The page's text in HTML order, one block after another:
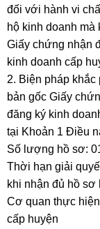
đối với hành vi
hộ kinh doanh mà
Giấy chứng nhận
kinh doanh cấp
2. Biện pháp
bản gốc Giấy
đăng ký kinh
tại Khoản 1 Điều
Số lượng hồ sơ:
Thời hạn giải
khi nhận đủ hồ sơ
Cơ quan thực
cấp huyện